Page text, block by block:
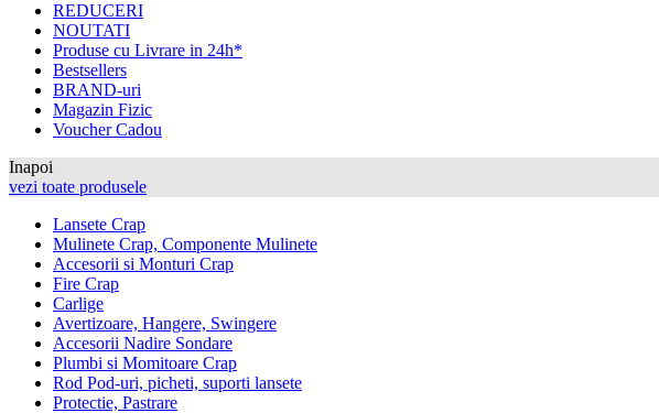
REDUCERI
NOUTATI
Produse cu Livrare in 24h*
Bestsellers
BRAND-uri
Magazin Fizic
Voucher Cadou
Inapoi
vezi toate produsele
Lansete Crap
Mulinete Crap, Componente Mulinete
Accesorii si Monturi Crap
Fire Crap
Carlige
Avertizoare, Hangere, Swingere
Accesorii Nadire Sondare
Plumbi si Momitoare Crap
Rod Pod-uri, picheti, suporti lansete
Protectie, Pastrare